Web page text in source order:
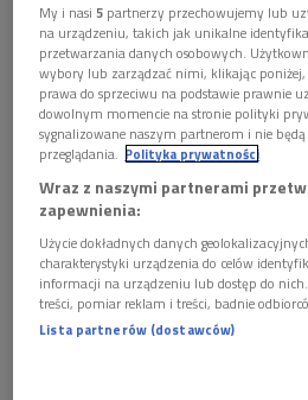
(zdjęcie ilustracyjne) Foto: CC0 Public
My i nasi5 partnerzy przechowujemy lub
na urządzeniu, takich jak unikalne
przetwarzania danych osobowych.
wybory lub zarządzać nimi, klikając poniżej,
prawa do sprzeciwu na podstawie prawnie
dowolnym momencie na stronie polityki
sygnalizowane naszym partnerom i nie
przeglądania. Polityka prywatności
Wraz z naszymi partnerami
zapewnienia:
Użycie dokładnych danych
charakterystyki urządzenia do celów
informacji na urządzeniu lub dostęp do
treści, pomiar reklam i treści, badnie
Lista partnerów (dostawców)